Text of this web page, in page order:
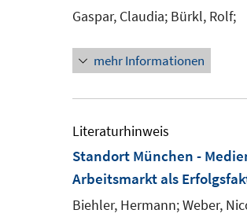
f
e
Gaspar, Claudia; Bürkl, Rolf;
mehr Informationen
Literaturhinweis
Standort München -
Arbeitsmarkt als
Biehler, Hermann;Weber,